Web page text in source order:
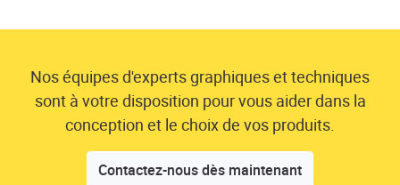
Nos équipes d'experts graphiques et techniques
sont à votre disposition pour vous aider dans la
conception et le choix de vos produits.
Contactez-nous dès maintenant